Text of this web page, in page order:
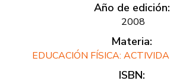
Año de edición:
2008
Materia:
EDUCACIÓN FÍSICA:
ISBN: